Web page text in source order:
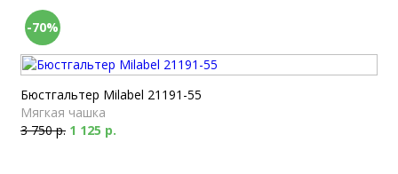
-70%
Бюстгальтер Milabel 21191-55
Мягкая чашка
3 750 р. 1 125 р.